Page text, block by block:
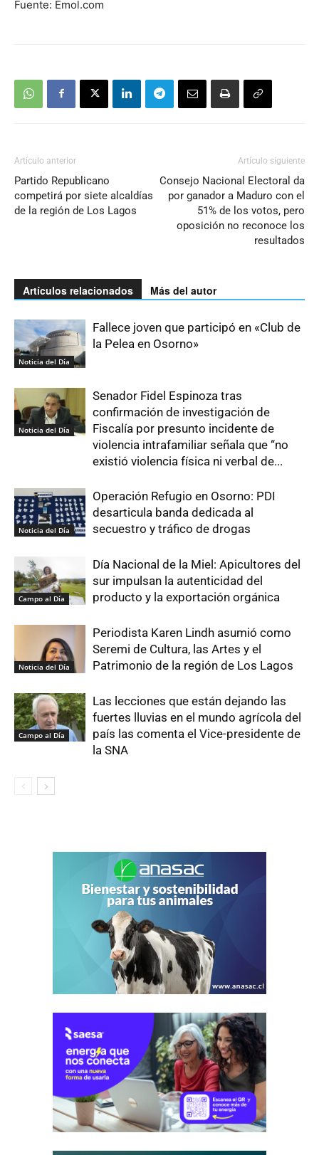
Fuente: Emol.com
Artículo anterior
Partido Republicano
competirá por siete alcaldías
de la región de Los Lagos
Artículo siguiente
Consejo Nacional Electoral da
por ganador a Maduro con el
51% de los votos, pero
oposición no reconoce los
resultados
Artículos relacionados Más del autor
Noticia del Día
Fallece joven que participó en «Club de
la Pelea en Osorno»
Noticia del Día
Senador Fidel Espinoza tras
confirmación de investigación de
Fiscalía por presunto incidente de
violencia intrafamiliar señala que “no
existió violencia física ni verbal de...
Noticia del Día
Operación Refugio en Osorno: PDI
desarticula banda dedicada al
secuestro y tráfico de drogas
Campo al Día
Día Nacional de la Miel: Apicultores del
sur impulsan la autenticidad del
producto y la exportación orgánica
Noticia del Día
Periodista Karen Lindh asumió como
Seremi de Cultura, las Artes y el
Patrimonio de la región de Los Lagos
Campo al Día
Las lecciones que están dejando las
fuertes lluvias en el mundo agrícola del
país las comenta el Vice-presidente de
la SNA